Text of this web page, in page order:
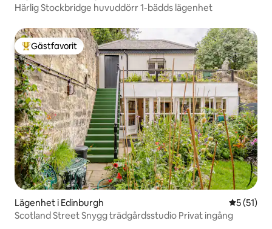
Härlig Stockbridge huvuddörr 1-bädds lägenhet
Populär gästfavorit
Gästfavorit
Lägenhet i Edinburgh 5 av 5 i
5 (51)
Scotland Street Snygg trädgårdsstudio Privat ingång